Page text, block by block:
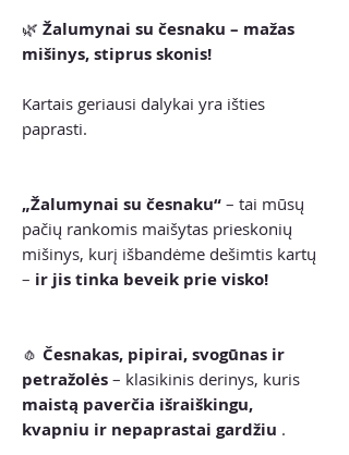
🌿 Žalumynai su česnaku – mažas
mišinys, stiprus skonis!
Kartais geriausi dalykai yra išties
paprasti.
„Žalumynai su česnaku“ – tai mūsų
pačių rankomis maišytas prieskonių
mišinys, kurį išbandėme dešimtis kartų
– ir jis tinka beveik prie visko!
🧄 Česnakas, pipirai, svogūnas ir
petražolės – klasikinis derinys, kuris
maistą paverčia išraiškingu,
kvapniu ir nepaprastai gardžiu .